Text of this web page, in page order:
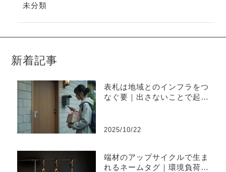
未分類
新着記事
表札は地域とのインフラをつ
なぐ要｜出さないことで起き
2025/10/22
端材のアップサイクルで生ま
れるネームタグ｜環境負荷を